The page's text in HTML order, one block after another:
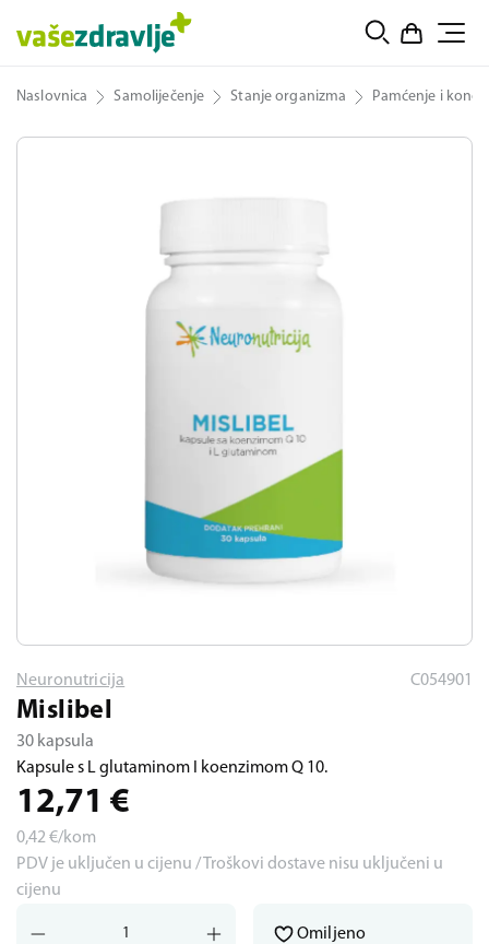
Naslovnica Samoliječenje Stanje organizma Pamćenje i
Neuronutricija C054901
Mislibel
30 kapsula
Kapsule s L glutaminom I koenzimom Q 10.
12,71 €
0,42€/kom
PDV je uključen u cijenu / Troškovi dostave nisu uključeni u
cijenu
Omiljeno